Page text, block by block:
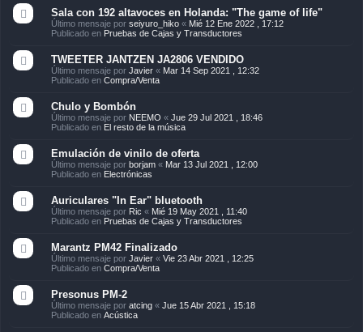
Sala con 192 altavoces en Holanda: "The game of life"
Último mensaje por seiyuro_hiko « Mié 12 Ene 2022 , 17:12
Publicado en Pruebas de Cajas y Transductores
TWEETER JANTZEN JA2806 VENDIDO
Último mensaje por Javier « Mar 14 Sep 2021 , 12:32
Publicado en Compra/Venta
Chulo y Bombón
Último mensaje por NEEMO « Jue 29 Jul 2021 , 18:46
Publicado en El resto de la música
Emulación de vinilo de oferta
Último mensaje por borjam « Mar 13 Jul 2021 , 12:00
Publicado en Electrónicas
Auriculares "In Ear" bluetooth
Último mensaje por Ric « Mié 19 May 2021 , 11:40
Publicado en Pruebas de Cajas y Transductores
Marantz PM42 Finalizado
Último mensaje por Javier « Vie 23 Abr 2021 , 12:25
Publicado en Compra/Venta
Presonus PM-2
Último mensaje por atcing « Jue 15 Abr 2021 , 15:18
Publicado en Acústica